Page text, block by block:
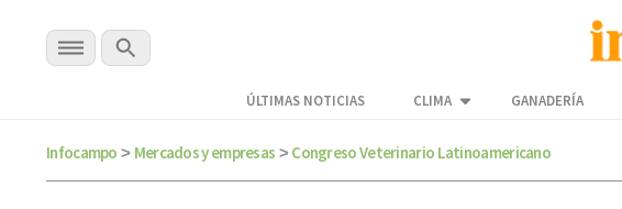
ÚLTIMAS NOTICIAS CLIMA GANADERÍA
Infocampo > Mercados y empresas > Congreso Veterinario Latinoamericano